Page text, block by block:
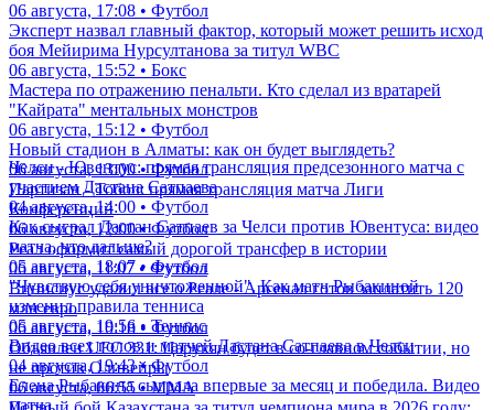
06 августа, 17:08 • Футбол
Эксперт назвал главный фактор, который может решить исход
боя Мейирима Нурсултанова за титул WBC
06 августа, 15:52 • Бокс
Мастера по отражению пенальти. Кто сделал из вратарей
"Кайрата" ментальных монстров
06 августа, 15:12 • Футбол
Новый стадион в Алматы: как он будет выглядеть?
06 августа, 13:00 • Футбол
Партизан - Тобол: прямая трансляция матча Лиги
Конференций
06 августа, 12:00 • Футбол
Реал оформит самый дорогой трансфер в истории
06 августа, 11:07 • Футбол
Винисиус удалил все о Реале - Арсенал готов заплатить 120
млн евро
06 августа, 10:18 • Футбол
Объявлен UFC 331: Царукян будет в со-главном событии, но
не против Оливейры
06 августа, 06:55 • ММА
Челси - Ювентус: прямая трансляция предсезонного матча с
участием Дастана Сатпаева
04 августа, 14:00 • Футбол
Как сыграл Дастан Сатпаев за Челси против Ювентуса: видео
матча, что дальше?
05 августа, 18:07 • Футбол
"Чувствую себя уничтоженной". Как матч Рыбакиной
изменил правила тенниса
05 августа, 19:56 • Теннис
Видео всех голов и матчей Дастана Сатпаева в Челси
04 августа, 19:43 • Футбол
Елена Рыбакина сыграла впервые за месяц и победила. Видео
матча